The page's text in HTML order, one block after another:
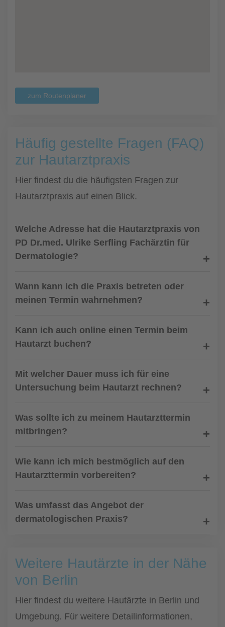
zum Routenplaner
Häufig gestellte Fragen (FAQ)
zur Hautarztpraxis
Hier findest du die häufigsten Fragen zur
Hautarztpraxis auf einen Blick.
Welche Adresse hat die Hautarztpraxis von
PD Dr.med. Ulrike Serfling Fachärztin für
Dermatologie?
Wann kann ich die Praxis betreten oder
meinen Termin wahrnehmen?
Kann ich auch online einen Termin beim
Hautarzt buchen?
Mit welcher Dauer muss ich für eine
Untersuchung beim Hautarzt rechnen?
Was sollte ich zu meinem Hautarzttermin
mitbringen?
Wie kann ich mich bestmöglich auf den
Hautarzttermin vorbereiten?
Was umfasst das Angebot der
dermatologischen Praxis?
Weitere Hautärzte in der Nähe
von Berlin
Hier findest du weitere Hautärzte in Berlin und
Umgebung. Für weitere Detailinformationen,